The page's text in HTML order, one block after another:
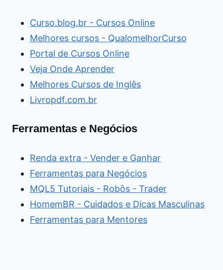
Curso.blog.br - Cursos Online
Melhores cursos - QualomelhorCurso
Portal de Cursos Online
Veja Onde Aprender
Melhores Cursos de Inglês
Livropdf.com.br
Ferramentas e Negócios
Renda extra - Vender e Ganhar
Ferramentas para Negócios
MQL5 Tutoriais - Robôs - Trader
HomemBR - Cuidados e Dicas Masculinas
Ferramentas para Mentores